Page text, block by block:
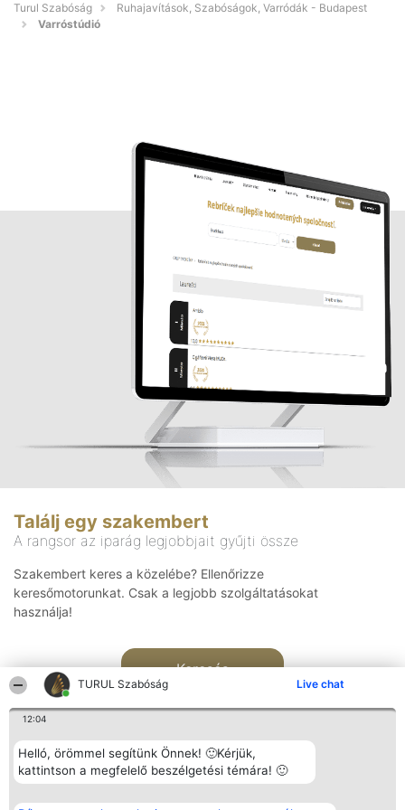
TURUL Szabóság Live chat
12:04
Helló, örömmel segítünk Önnek! 🙂Kérjük,
kattintson a megfelelő beszélgetési témára! 🙂
Turul Szabóság
Ruhajavítások, Szabóságok, Varródák - Budapest
Varróstúdió
Találj egy szakembert
A rangsor az iparág legjobbjait gyűjti össze
Szakembert keres a közelébe? Ellenőrizze
keresőmotorunkat. Csak a legjobb szolgáltatásokat
használja!
Keresés
Rangsorszervező Népszavazás Elérhetőség